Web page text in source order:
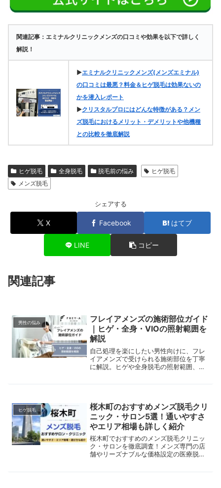
関連記事：エミナルクリニックメンズの口コミや効果を以下で詳しく
解説！
▶エミナルクリニックメンズ(メンズエミナル)
の口コミは最悪？料金＆ヒゲ脱毛は効果ないの
かを潜入レポート
▶クリスタルプロにはどんな特徴がある？メン
ズ脱毛におけるメリット・デメリットや他機種
との比較を徹底解説
ヒゲ脱毛 全身脱毛 脱毛前の悩み
ヒゲ脱毛
メンズ脱毛
シェアする
X Facebook はてブ
LINE コピー
関連記事
男性の悩み
フレイアメンズの施術部位ガイド
｜ヒゲ・全身・VIOの照射範囲を
解説
自己処理を楽にしたい男性向けに、フレ
イアメンズで受けられる施術部位を丁寧
に解説。ヒゲや全身脱毛の照射範囲、脱
ヒゲ脱毛
桜木町のおすすめメンズ脱毛クリ
ニック・サロン5選！通いやすさ
やエリア相場も詳しく紹介
桜木町でおすすめのメンズ脱毛クリニッ
ク・サロンを徹底調査！メンズ専門の店
舗やリーズナブルな価格設定の医療脱